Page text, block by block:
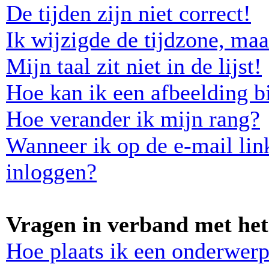
De tijden zijn niet correct!
Ik wijzigde de tijdzone,
Mijn taal zit niet in de lijst!
Hoe kan ik een afbeelding
Hoe verander ik mijn rang?
Wanneer ik op de e-mail
inloggen?
Vragen in verband met
Hoe plaats ik een